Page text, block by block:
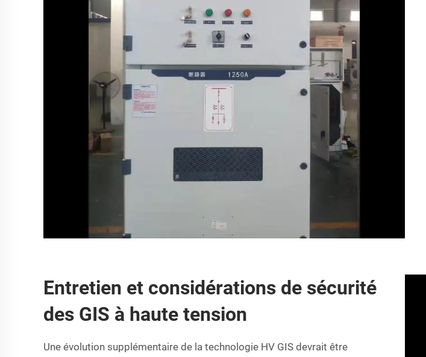
Entretien et considérations de sécurité
des GIS à haute tension
Une évolution supplémentaire de la technologie HV GIS devrait être